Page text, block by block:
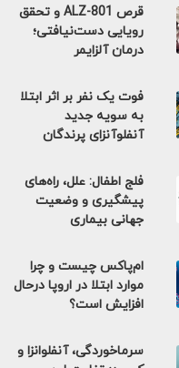
قرص ALZ-801 و تحقق
رویایی دست‌نیافتی؛
درمان آلزایمر
فوت یک نفر بر اثر ابتلا
به سویه جدید
آنفلوآنزای پرندگان
فلج اطفال: علل، راه‌های
پیشگیری و وضعیت
جهانی بیماری
ام‌پاکس چیست و چرا
موارد ابتلا در اروپا درحال
افزایش است؟
سرماخوردگی، آنفلوانزا و